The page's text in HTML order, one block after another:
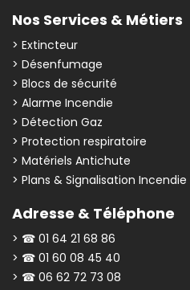
Nos Services & Métiers
> Extincteur
> Désenfumage
> Blocs de sécurité
> Alarme Incendie
> Détection Gaz
> Protection respiratoire
> Matériels Antichute
> Plans & Signalisation Incendie
Adresse & Téléphone
> ☎ 01 64 21 68 86
> ☎ 01 60 08 45 40
> ☎ 06 62 72 73 08